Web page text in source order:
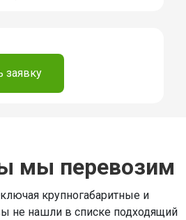
заявку
мы перевозим
крупногабаритные и
не нашли в списке подходящий